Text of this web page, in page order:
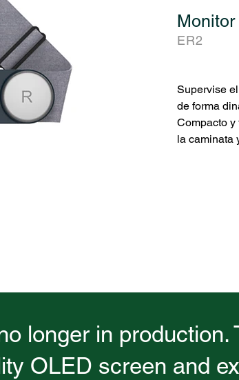
ER2
Supervise
de forma
Compacto y
la caminata
longer in production.
OLED screen and